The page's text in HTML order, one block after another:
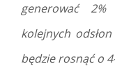
generować
kolejnych
będzie rosnąć o